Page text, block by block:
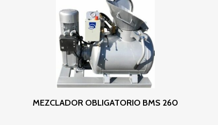
Leer Más
MEZCLADOR OBLIGATORIO BMS 260